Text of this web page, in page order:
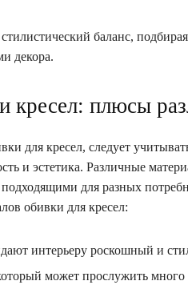
баланс,
декора.
кресел: плюсы
для кресел, следует
и эстетика. Различные
для разных
обивки для кресел:
интерьеру роскошный и
может прослужить много